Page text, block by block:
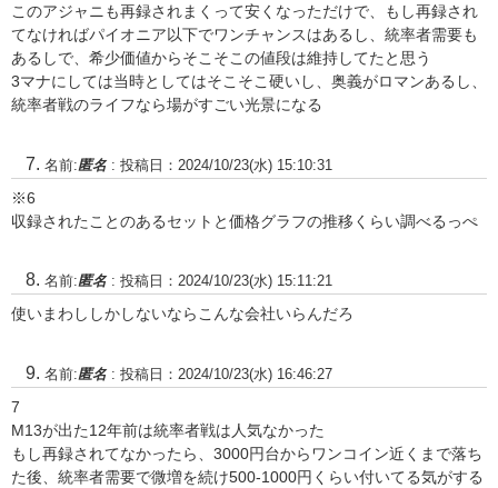
このアジャニも再録されまくって安くなっただけで、もし再録され
てなければパイオニア以下でワンチャンスはあるし、統率者需要も
あるしで、希少価値からそこそこの値段は維持してたと思う
3マナにしては当時としてはそこそこ硬いし、奥義がロマンあるし、
統率者戦のライフなら場がすごい光景になる
名前:匿名 : 投稿日：2024/10/23(水) 15:10:31
※6
収録されたことのあるセットと価格グラフの推移くらい調べるっぺ
名前:匿名 : 投稿日：2024/10/23(水) 15:11:21
使いまわししかしないならこんな会社いらんだろ
名前:匿名 : 投稿日：2024/10/23(水) 16:46:27
7
M13が出た12年前は統率者戦は人気なかった
もし再録されてなかったら、3000円台からワンコイン近くまで落ち
た後、統率者需要で微増を続け500-1000円くらい付いてる気がする